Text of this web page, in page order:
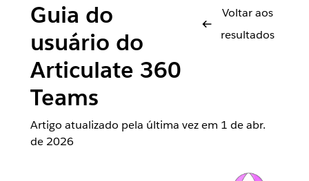
Guia do
usuário do
Articulate 360
Teams
Voltar aos
resultados
Artigo atualizado pela última vez em 1 de abr.
de 2026